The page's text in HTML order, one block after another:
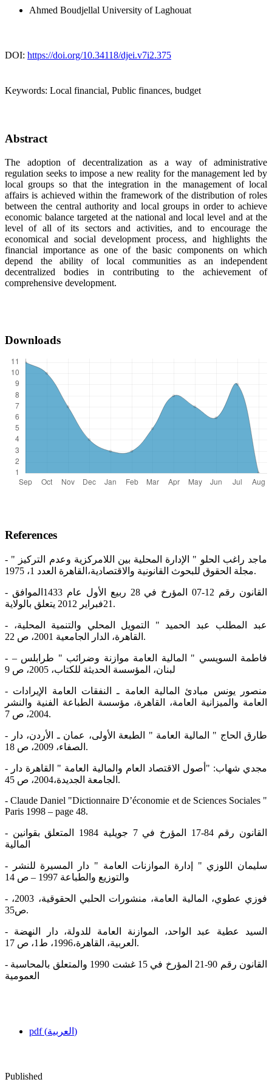
Ahmed Boudjellal University of Laghouat
DOI: https://doi.org/10.34118/djei.v7i2.375
Keywords: Local financial, Public finances, budget
Abstract
The adoption of decentralization as a way of administrative
regulation seeks to impose a new reality for the management led by
local groups so that the integration in the management of local
affairs is achieved within the framework of the distribution of roles
between the central authority and local groups in order to achieve
economic balance targeted at the national and local level and at the
level of all of its sectors and activities, and to encourage the
economical and social development process, and highlights the
financial importance as one of the basic components on which
depend the ability of local communities as an independent
decentralized bodies in contributing to the achievement of
comprehensive development.
Downloads
References
- ماجد راغب الحلو " الإدارة المحلية بين اللامركزية وعدم التركيز "
مجلة الحقوق للبحوث القانونية والاقتصادية،القاهرة العدد 1، 1975.
- القانون رقم 12-07 المؤرخ في 28 ربيع الأول عام 1433الموافق
21فبراير 2012 يتعلق بالولاية.
- عبد المطلب عبد الحميد " التمويل المحلي والتنمية المحلية،
القاهرة، الدار الجامعية 2001، ص 22.
- فاطمة السويسي " المالية العامة موازنة وضرائب " طرابلس –
لبنان، المؤسسة الحديثة للكتاب، 2005، ص 9
- منصور يونس مبادئ المالية العامة ـ النفقات العامة الإيرادات
العامة والميزانية العامة، القاهرة، مؤسسة الطباعة الفنية والنشر
2004، ص 7.
- طارق الحاج " المالية العامة " الطبعة الأولى، عمان ـ الأردن، دار
الصفاء، 2009، ص 18.
- مجدي شهاب: "أصول الاقتصاد العام والمالية العامة " القاهرة دار
الجامعة الجديدة،2004، ص 45.
- Claude Daniel "Dictionnaire D’économie et de Sciences Sociales "
Paris 1998 – page 48.
- القانون رقم 84-17 المؤرخ في 7 جويلية 1984 المتعلق بقوانين
المالية
- سليمان اللوزي " إدارة الموازنات العامة " دار المسيرة للنشر
والتوزيع والطباعة 1997 – ص 14
- فوزي عطوي، المالية العامة، منشورات الحلبي الحقوقية، 2003،
ص35.
- السيد عطية عبد الواحد، الموازنة العامة للدولة، دار النهضة
العربية، القاهرة،1996، ط1، ص 17.
- القانون رقم 90-21 المؤرخ في 15 غشت 1990 والمتعلق بالمحاسبة
العمومية
pdf (العربية)
Published